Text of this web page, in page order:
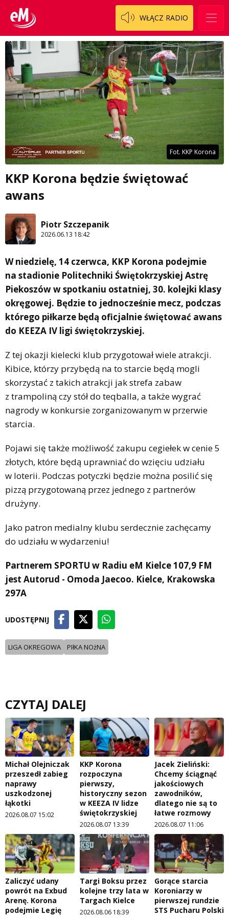
WŁĄCZ RADIO
Fot. KKP Korona
KKP Korona będzie świętować
awans
Piotr Szczepanik
2026.06.13 18:42
W niedzielę, 14 czerwca, KKP Korona podejmie
na stadionie Politechniki Świętokrzyskiej Astrę
Piekoszów w spotkaniu ostatniej, 30. kolejki klasy
okręgowej. Będzie to jednocześnie mecz, podczas
którego piłkarze będą oficjalnie świętować awans
do KEEZA IV ligi świętokrzyskiej.
Z tej okazji kielecki klub przygotował wiele atrakcji.
Kibice, którzy przybędą na to starcie będą mogli
skorzystać z takich atrakcji jak strefa zabaw
z trampoliną czy stół do teqballa, a także wygrać
nagrody w konkursie zorganizowanym w przerwie
starcia.
Pojawi się także możliwość zakupu cegiełek w cenie 5
złotych, które będą uprawniać do wzięciu udziału
w loterii. Podczas potyczki będzie można posilić się
pizzą przygotowaną przez jednego z partnerów
drużyny.
Jako patron medialny klubu serdecznie zachęcamy
do udziału w wydarzeniu!
Partnerem SPORTU w Radiu eM Kielce 107,9 FM
jest Autorud - Omoda Jaecoo. Kielce, Krakowska
297A
UDOSTĘPNIJ
LIGA OKREGOWA PIłKA NOżNA
CZYTAJ DALEJ
Michał Olejniczak
przeszedł zabieg
naprawy
uszkodzonej
łąkotki
2026.08.07 15:02
KKP Korona
rozpoczyna
pierwszy,
historyczny sezon
w KEEZA IV lidze
świętokrzyskiej
2026.08.07 13:39
Jacek Zieliński:
Chcemy ściągnąć
jakościowych
zawodników,
dlatego nie są to
łatwe rozmowy
2026.08.07 11:06
Zaliczyć udany
powrót na Exbud
Arenę. Korona
podejmie Legię
Targi Boksu przez
kolejne trzy lata w
Targach Kielce
2026.08.06 18:39
Gorące starcia
Koroniarzy w
pierwszej rundzie
STS Pucharu Polski